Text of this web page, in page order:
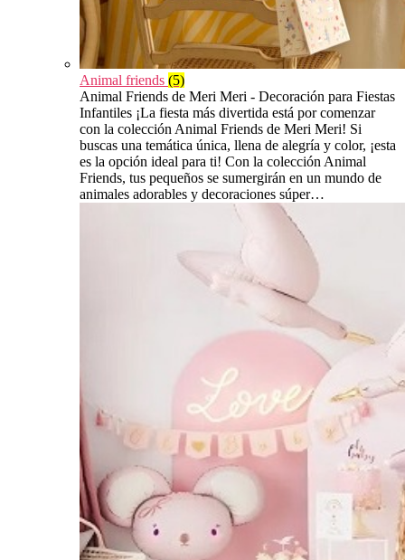
Animal friends (5)
Animal Friends de Meri Meri - Decoración para Fiestas
Infantiles ¡La fiesta más divertida está por comenzar
con la colección Animal Friends de Meri Meri! Si
buscas una temática única, llena de alegría y color, ¡esta
es la opción ideal para ti! Con la colección Animal
Friends, tus pequeños se sumergirán en un mundo de
animales adorables y decoraciones súper…